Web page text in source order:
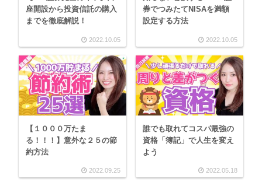
座開設から投資信託の購入
までを徹底解説！
2022.10.05
券でつみたてNISAを満額
設定する方法
2022.10.05
【１０００万たま
る！！！】意外な２５の節
約方法
2022.09.25
誰でも取れてコスパ最強の
資格「簿記」で人生を変え
よう
2022.05.18